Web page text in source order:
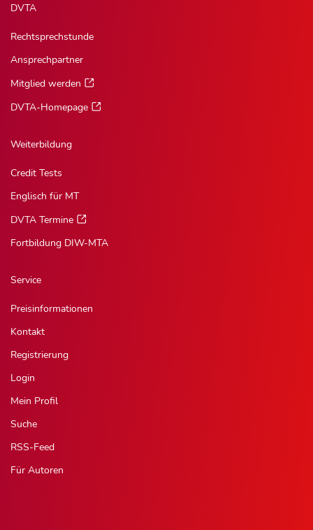
DVTA
Rechtsprechstunde
Ansprechpartner
Mitglied werden
DVTA-Homepage
Weiterbildung
Credit Tests
Englisch für MT
DVTA Termine
Fortbildung DIW-MTA
Service
Preisinformationen
Kontakt
Registrierung
Login
Mein Profil
Suche
RSS-Feed
Für Autoren